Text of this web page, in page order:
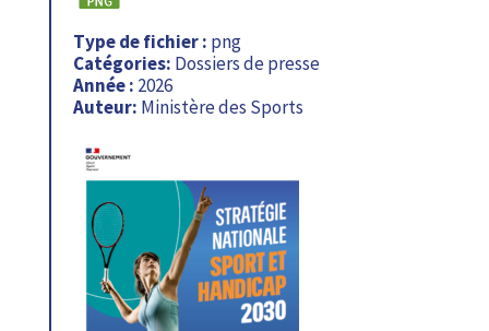
Type de fichier : png
Catégories: Dossiers de presse
Année : 2026
Auteur: Ministère des Sports